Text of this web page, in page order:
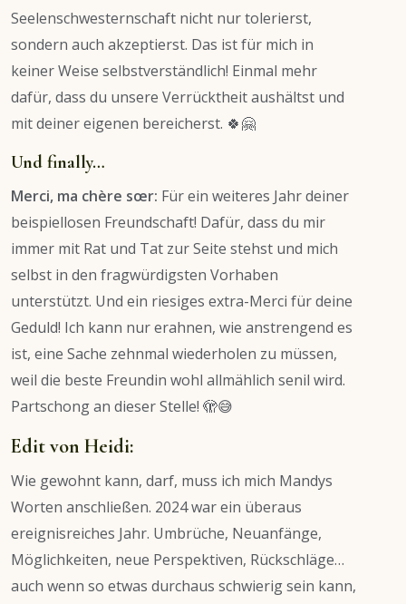
Seelenschwesternschaft nicht nur tolerierst,
sondern auch akzeptierst. Das ist für mich in
keiner Weise selbstverständlich! Einmal mehr
dafür, dass du unsere Verrücktheit aushältst und
mit deiner eigenen bereicherst. 🍀🤗
Und finally…
Merci, ma chère sœr: Für ein weiteres Jahr deiner
beispiellosen Freundschaft! Dafür, dass du mir
immer mit Rat und Tat zur Seite stehst und mich
selbst in den fragwürdigsten Vorhaben
unterstützt. Und ein riesiges extra-Merci für deine
Geduld! Ich kann nur erahnen, wie anstrengend es
ist, eine Sache zehnmal wiederholen zu müssen,
weil die beste Freundin wohl allmählich senil wird.
Partschong an dieser Stelle! 🫣😅
Edit von Heidi:
Wie gewohnt kann, darf, muss ich mich Mandys
Worten anschließen. 2024 war ein überaus
ereignisreiches Jahr. Umbrüche, Neuanfänge,
Möglichkeiten, neue Perspektiven, Rückschläge…
auch wenn so etwas durchaus schwierig sein kann,